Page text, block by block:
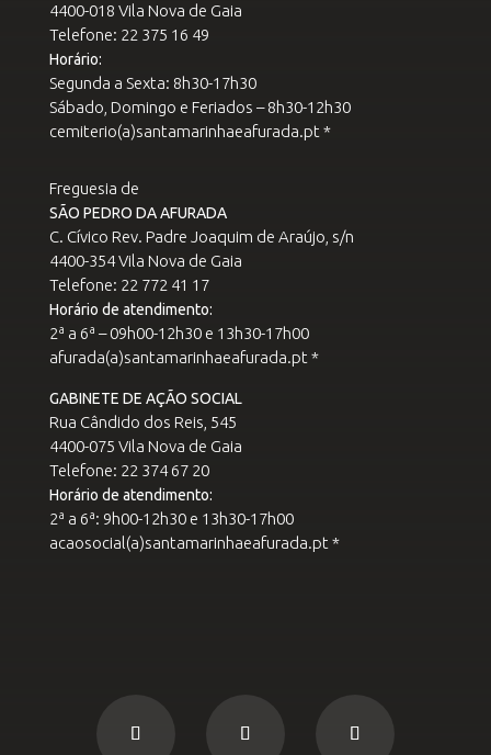
4400-018 Vila Nova de Gaia
Telefone: 22 375 16 49
Horário:
Segunda a Sexta: 8h30-17h30
Sábado, Domingo e Feriados – 8h30-12h30
cemiterio(a)santamarinhaeafurada.pt *
Freguesia de
SÃO PEDRO DA AFURADA
C. Cívico Rev. Padre Joaquim de Araújo, s/n
4400-354 Vila Nova de Gaia
Telefone: 22 772 41 17
Horário de atendimento:
2ª a 6ª – 09h00-12h30 e 13h30-17h00
afurada(a)santamarinhaeafurada.pt *
GABINETE DE AÇÃO SOCIAL
Rua Cândido dos Reis, 545
4400-075 Vila Nova de Gaia
Telefone: 22 374 67 20
Horário de atendimento:
2ª a 6ª: 9h00-12h30 e 13h30-17h00
acaosocial(a)santamarinhaeafurada.pt *